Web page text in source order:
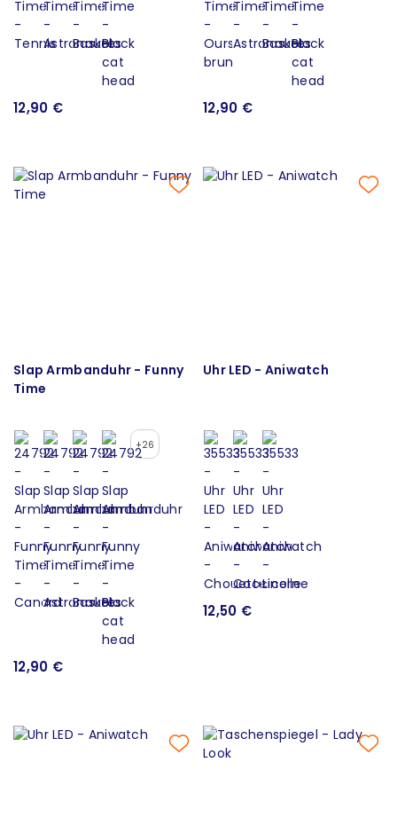
12,90 € 12,90 €
Slap Armbanduhr - Funny
Time
+26
12,90 €
Uhr LED - Aniwatch
12,50 €